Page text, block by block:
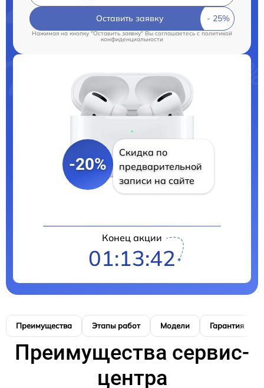
Оставить заявку
Нажимая на кнопку "Оставить заявку" Вы соглашаетесь cполитикой
конфиденциальности
-20%
Скидка по
предварительной
записи на сайте
Конец акции
01:13:41
Преимущества Этапы работ Модели Гарантия
Преимущества сервис-
центра